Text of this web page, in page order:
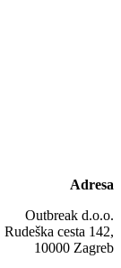
Adresa
Outbreak d.o.o.
Rudeška cesta 142,
10000 Zagreb